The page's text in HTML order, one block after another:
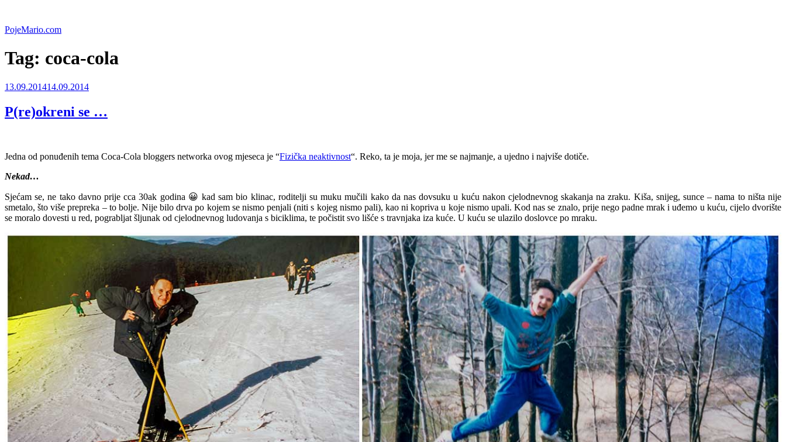
content
PojeMario.com
Tag: coca-cola
Posted
13.09.201414.09.2014
P(re)okreni se …
Jedna od ponuđenih tema Coca-Cola bloggers networka ovog mjeseca je “Fizička neaktivnost“. Reko, ta je moja, jer me se najmanje, a ujedno i najviše dotiče.
Nekad…
Sjećam se, ne tako davno prije cca 30ak godina 😀 kad sam bio klinac, roditelji su muku mučili kako da nas dovsuku u kuću nakon cjelodnevnog skakanja na zraku. Kiša, snijeg, sunce – nama to ništa nije
smetalo, što više prepreka – to bolje. Nije bilo drva po kojem se nismo penjali (niti s kojeg nismo pali), kao ni kopriva u koje nismo upali. Kod nas se znalo, prije nego padne mrak i uđemo u kuću, cijelo dvorište
se moralo dovesti u red, pograbljat šljunak od cjelodnevnog ludovanja s biciklima, te počistit svo lišće s travnjaka iza kuće. U kuću se ulazilo doslovce po mraku.